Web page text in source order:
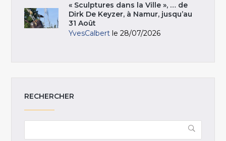
« Sculptures dans la Ville », … de
Dirk De Keyzer, à Namur, jusqu’au
31 Août
YvesCalbert le 28/07/2026
RECHERCHER